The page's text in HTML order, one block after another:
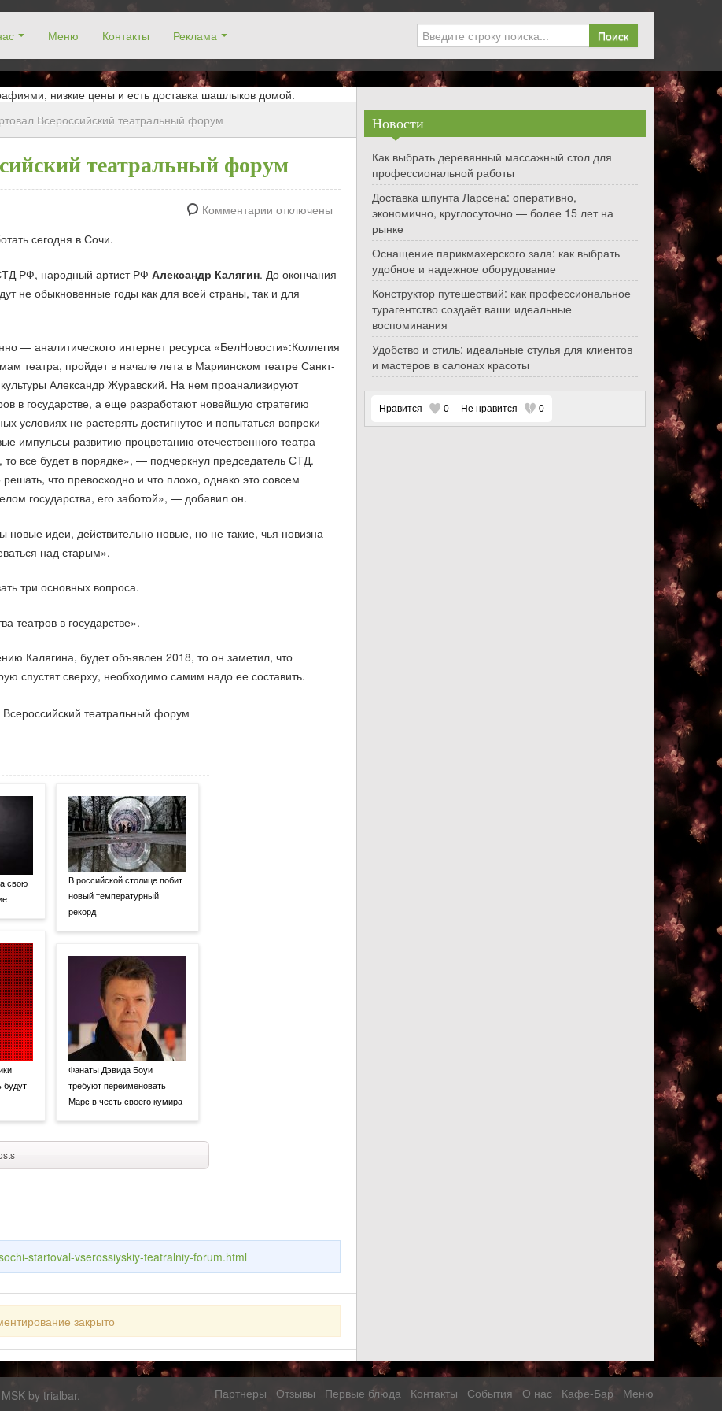
Меню Контакты Реклама Поиск
заказ столика. Работаем без выходных! Низкие цены!
низкие цены и есть доставка шашлыков домой.
Всероссийский театральный форум
театральный форум
Комментарии отключены
сегодня в Сочи.
РФ, народный артист РФ Александр Калягин. До окончания
не обыкновенные годы как для всей страны, так и для
— аналитического интернет ресурса «БелНовости»:Коллегия
театра, пройдет в начале лета в Мариинском театре Санкт-
Александр Журавский. На нем проанализируют
в государстве, а еще разработают новейшую стратегию
условиях не растерять достигнутое и попытаться вопреки
импульсы развитию процветанию отечественного театра —
все будет в порядке», — подчеркнул председатель СТД.
что превосходно и что плохо, однако это совсем
государства, его заботой», — добавил он.
идеи, действительно новые, но не такие, чья новизна
над старым».
три основных вопроса.
театров в государстве».
Калягина, будет объявлен 2018, то он заметил, что
спустят сверху, необходимо самим надо ее составить.
свою
будут
В российской столице побит
новый температурный
рекорд
Фанаты Дэвида Боуи
требуют переименовать
Марс в честь своего кумира
startoval-vserossiyskiy-teatralniy-forum.html
закрыто
Новости
Как выбрать деревянный массажный стол для
профессиональной работы
Доставка шпунта Ларсена: оперативно,
экономично, круглосуточно — более 15 лет на
рынке
Оснащение парикмахерского зала: как выбрать
удобное и надежное оборудование
Конструктор путешествий: как профессиональное
турагентство создаёт ваши идеальные
воспоминания
Удобство и стиль: идеальные стулья для клиентов
и мастеров в салонах красоты
Нравится 0 Не нравится 0
by trialbar. Партнеры Отзывы Первые блюда Контакты События О нас Кафе-Бар Меню